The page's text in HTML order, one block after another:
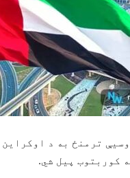
۲۸مه】د امریکا او روسیې ترمنځ به د
کوربتوب پیل شي.